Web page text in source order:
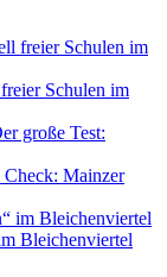
Schulen im
große Test:
Check: Mainzer
Bleichenviertel